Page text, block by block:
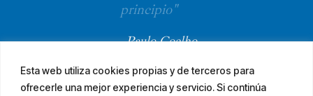
Esta web utiliza cookies propias y de terceros para
ofrecerle una mejor experiencia y servicio. Si continúa
principio"
Paulo Coelho